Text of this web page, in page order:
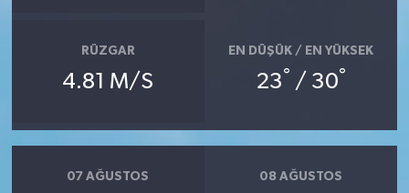
RÜZGAR
4.81 M/S
EN DÜŞÜK / EN YÜKSEK
23° / 30°
07 AĞUSTOS 08 AĞUSTOS